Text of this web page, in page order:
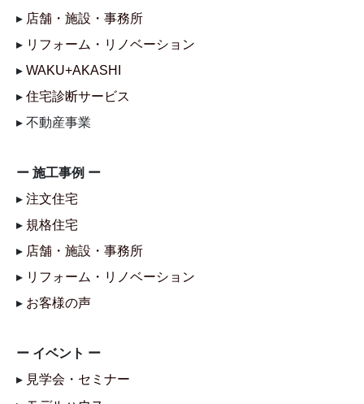
▸ 店舗・施設・事務所
▸ リフォーム・リノベーション
▸ WAKU+AKASHI
▸ 住宅診断サービス
▸ 不動産事業
ー 施工事例 ー
▸ 注文住宅
▸ 規格住宅
▸ 店舗・施設・事務所
▸ リフォーム・リノベーション
▸ お客様の声
ー イベント ー
▸ 見学会・セミナー